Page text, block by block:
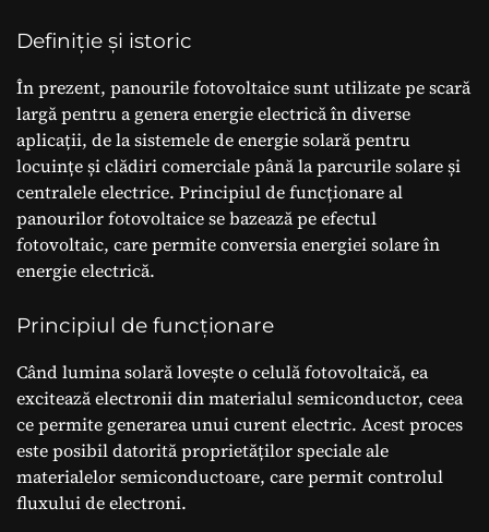
Definiție și istoric
În prezent, panourile fotovoltaice sunt utilizate pe scară
largă pentru a genera energie electrică în diverse
aplicații, de la sistemele de energie solară pentru
locuințe și clădiri comerciale până la parcurile solare și
centralele electrice. Principiul de funcționare al
panourilor fotovoltaice se bazează pe efectul
fotovoltaic, care permite conversia energiei solare în
energie electrică.
Principiul de funcționare
Când lumina solară lovește o celulă fotovoltaică, ea
excitează electronii din materialul semiconductor, ceea
ce permite generarea unui curent electric. Acest proces
este posibil datorită proprietăților speciale ale
materialelor semiconductoare, care permit controlul
fluxului de electroni.